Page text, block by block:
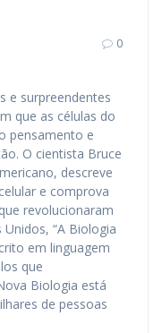
0
e surpreendentes
que as células do
pensamento e
O cientista Bruce
descreve
e comprova
revolucionaram
“A Biologia
em linguagem
que
Biologia está
de pessoas